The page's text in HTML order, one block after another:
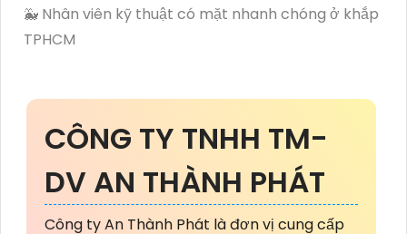
🐳 Nhân viên kỹ thuật có mặt nhanh chóng ở khắp
TPHCM
CÔNG TY TNHH TM-
DV AN THÀNH PHÁT
Công ty An Thành Phát là đơn vị cung cấp